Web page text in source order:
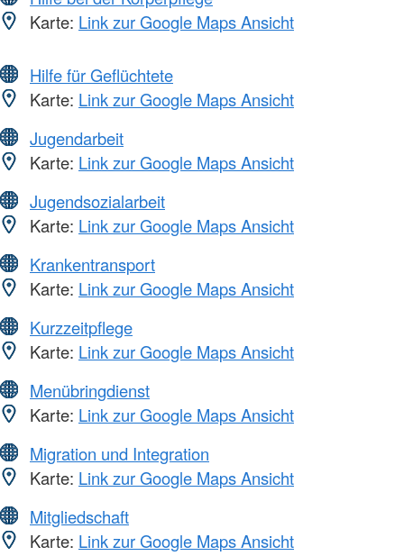
Karte: Link zur Google Maps Ansicht
Hilfe für Geflüchtete
Karte: Link zur Google Maps Ansicht
Jugendarbeit
Karte: Link zur Google Maps Ansicht
Jugendsozialarbeit
Karte: Link zur Google Maps Ansicht
Krankentransport
Karte: Link zur Google Maps Ansicht
Kurzzeitpflege
Karte: Link zur Google Maps Ansicht
Menübringdienst
Karte: Link zur Google Maps Ansicht
Migration und Integration
Karte: Link zur Google Maps Ansicht
Mitgliedschaft
Karte: Link zur Google Maps Ansicht